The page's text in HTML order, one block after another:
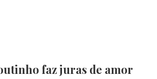
faz juras de amor